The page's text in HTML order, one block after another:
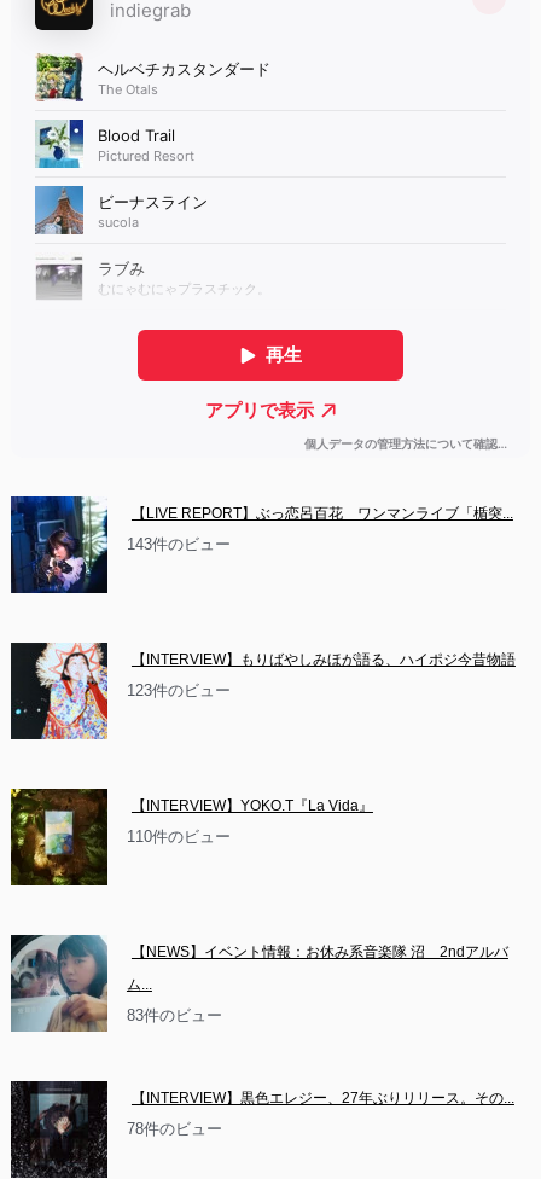
【LIVE REPORT】ぶっ恋呂百花　ワンマンライブ「楯突...
143件のビュー
【INTERVIEW】もりばやしみほが語る、ハイポジ今昔物語
123件のビュー
【INTERVIEW】YOKO.T『La Vida』
110件のビュー
【NEWS】イベント情報：お休み系音楽隊 沼　2ndアルバ
ム...
83件のビュー
【INTERVIEW】黒色エレジー、27年ぶりリリース。その...
78件のビュー